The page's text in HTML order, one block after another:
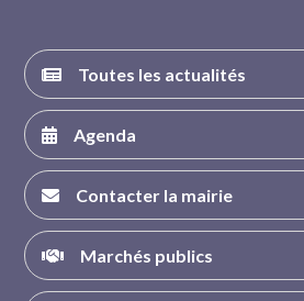
Toutes les actualités
Agenda
Contacter la mairie
Marchés publics